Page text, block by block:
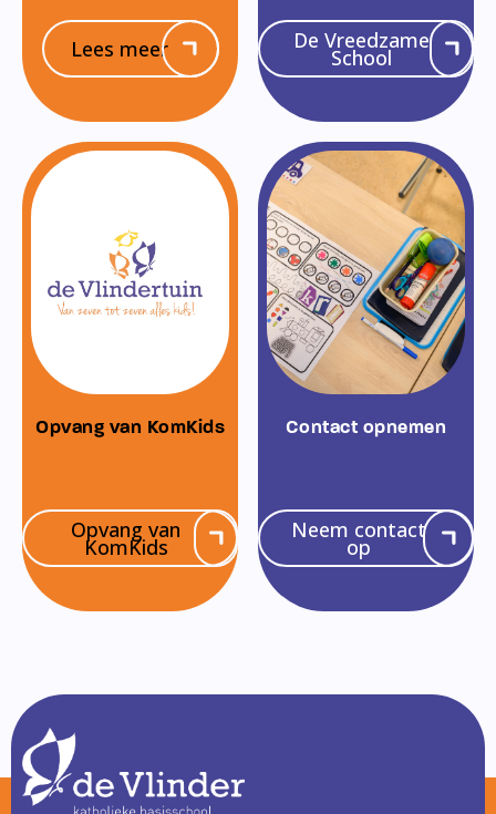
Lees meer De Vreedzame
School
Opvang van KomKids
Opvang van
KomKids
Contact opnemen
Neem contact
op